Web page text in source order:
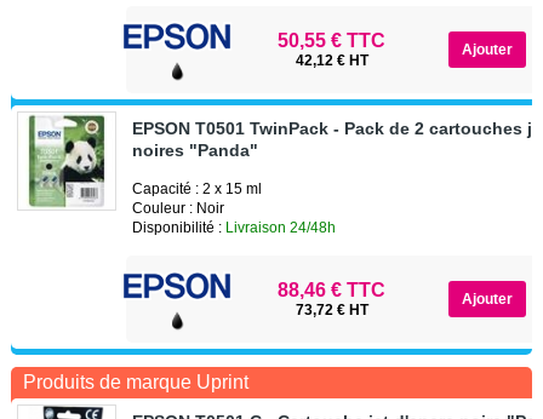
50,55 € TTC
42,12 € HT
EPSON T0501 TwinPack - Pack de 2 cartouches
noires "Panda"
Capacité : 2 x 15 ml
Couleur : Noir
Disponibilité : Livraison 24/48h
88,46 € TTC
73,72 € HT
Produits de marque Uprint